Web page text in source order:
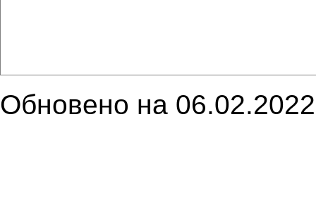
Обновено на 06.02.2022